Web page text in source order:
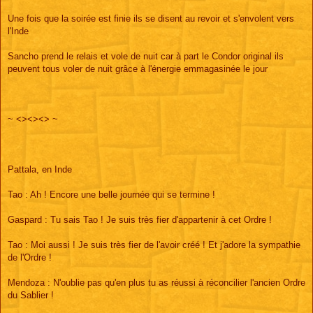
Une fois que la soirée est finie ils se disent au revoir et s'envolent vers
l'Inde
Sancho prend le relais et vole de nuit car à part le Condor original ils
peuvent tous voler de nuit grâce à l'énergie emmagasinée le jour
~ <><><> ~
Pattala, en Inde
Tao : Ah ! Encore une belle journée qui se termine !
Gaspard : Tu sais Tao ! Je suis très fier d'appartenir à cet Ordre !
Tao : Moi aussi ! Je suis très fier de l'avoir créé ! Et j'adore la sympathie
de l'Ordre !
Mendoza : N'oublie pas qu'en plus tu as réussi à réconcilier l'ancien Ordre
du Sablier !